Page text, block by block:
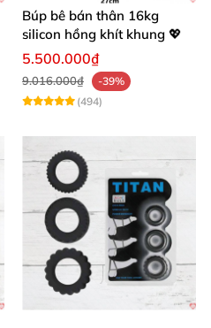
Búp bê bán thân 16kg
silicon hồng khít khung 💖
5.500.000₫
9.016.000₫
-39%
(494)